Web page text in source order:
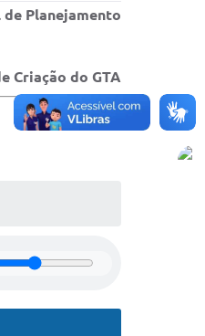
Planejamento
Criação do GTA